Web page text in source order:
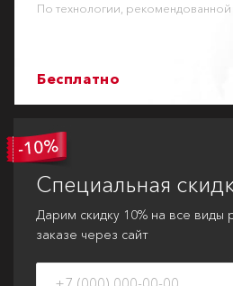
По технологии,
Бесплатно
Специальная
Дарим скидку 10% на все виды
заказе через сайт